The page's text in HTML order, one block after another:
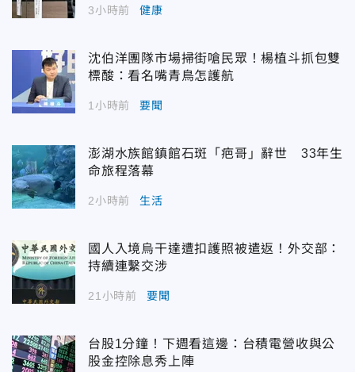
3小時前 健康
沈伯洋團隊市場掃街嗆民眾！楊植斗抓包雙
標酸：看名嘴青鳥怎護航
1小時前 要聞
澎湖水族館鎮館石斑「疤哥」辭世 33年生
命旅程落幕
2小時前 生活
國人入境烏干達遭扣護照被遣返！外交部：
持續連繫交涉
21小時前 要聞
台股1分鐘！下週看這邊：台積電營收與公
股金控除息秀上陣